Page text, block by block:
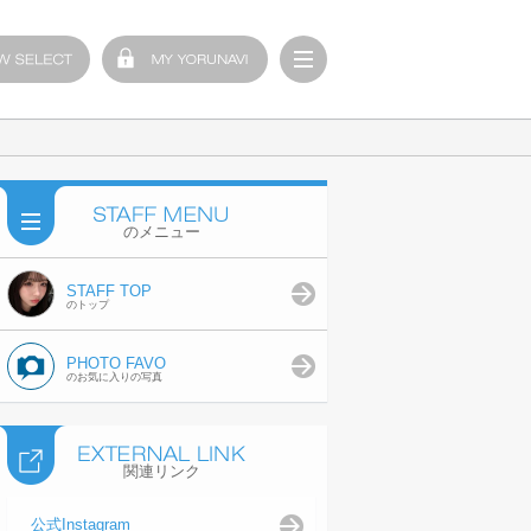
のメニュー
STAFF TOP
のトップ
PHOTO FAVO
のお気に入りの写真
関連リンク
公式Instagram